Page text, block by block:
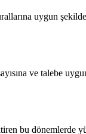
uygun
ve talebe
bu dönemlerde